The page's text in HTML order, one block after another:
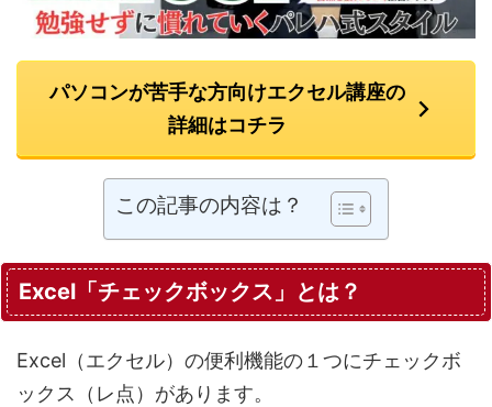
パソコンが苦手な方向けエクセル講座の
詳細はコチラ
この記事の内容は？
Excel「チェックボックス」とは？
Excel（エクセル）の便利機能の１つにチェックボ
ックス（レ点）があります。